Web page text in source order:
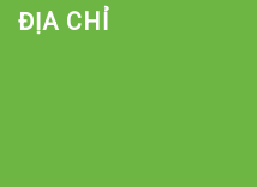
ĐỊA CHỈ